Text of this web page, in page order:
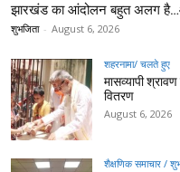
झारखंड का आंदोलन बहुत अलग
शुभजिता - August 6, 2026
शहरनामा/ चलते हुए
मासव्यापी
वितरण
August 6, 2026
शैक्षणिक समाचार /